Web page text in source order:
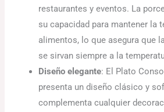
restaurantes y eventos. La
su capacidad para mantener la
alimentos, lo que asegura que
se sirvan siempre a la
Diseño elegante: El Plato
presenta un diseño clásico y
complementa cualquier